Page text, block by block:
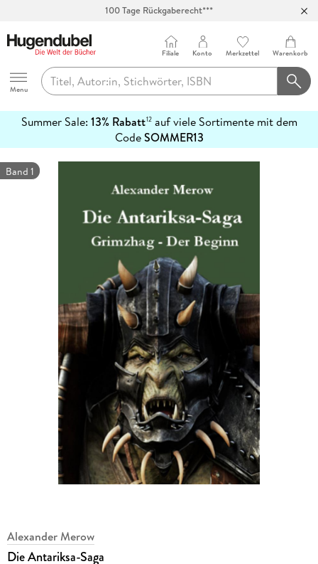
100 Tage Rückgaberecht***
Hugendubel
Menu
Filiale Konto Merkzettel Warenkorb
Summer Sale: 13% Rabatt12auf viele Sortimente mit dem
CodeSOMMER13
erfahren
Band 1
Alexander Merow
Die Antariksa-Saga